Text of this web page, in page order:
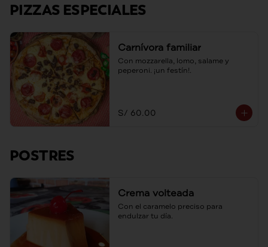
PIZZAS ESPECIALES
Carnívora familiar
Con mozzarella, lomo, salame y
peperoni. ¡un festín!.
S/ 60.00
POSTRES
Crema volteada
Con el caramelo preciso para
endulzar tu día.